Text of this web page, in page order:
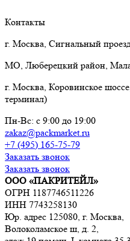
Контакты
г. Москва, Сигнальный
МО, Люберецкий район,
г. Москва, Коровинское
терминал)
Пн-Вс: с 9:00 до 19:00
zakaz@packmarket.ru
+7 (495) 165-75-79
Заказать звонок
Заказать звонок
ООО «ПАКРИТЕЙЛ»
ОГРН 1187746511226
ИНН 7743258130
Юр. адрес 125080, г. Москва,
Волоколамское ш, д. 2,